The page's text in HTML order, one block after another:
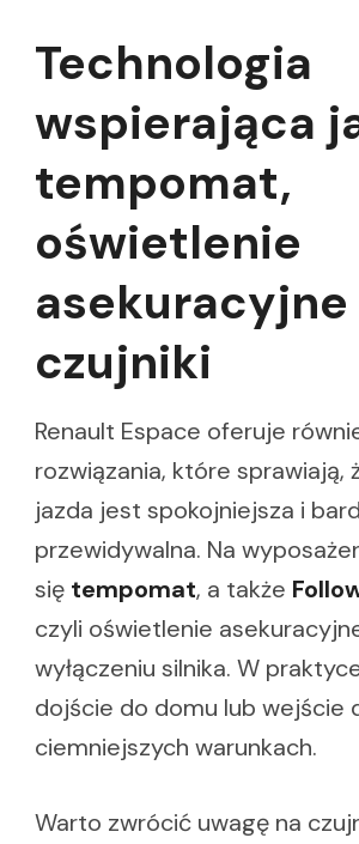
Technologia
wspierająca
tempomat,
oświetlenie
asekuracyjne
czujniki
Renault Espace oferuje
rozwiązania, które sprawiają,
jazda jest spokojniejsza i
przewidywalna. Na
się tempomat, a także
czyli oświetlenie
wyłączeniu silnika. W
dojście do domu lub wejście
ciemniejszych warunkach.
Warto zwrócić uwagę na